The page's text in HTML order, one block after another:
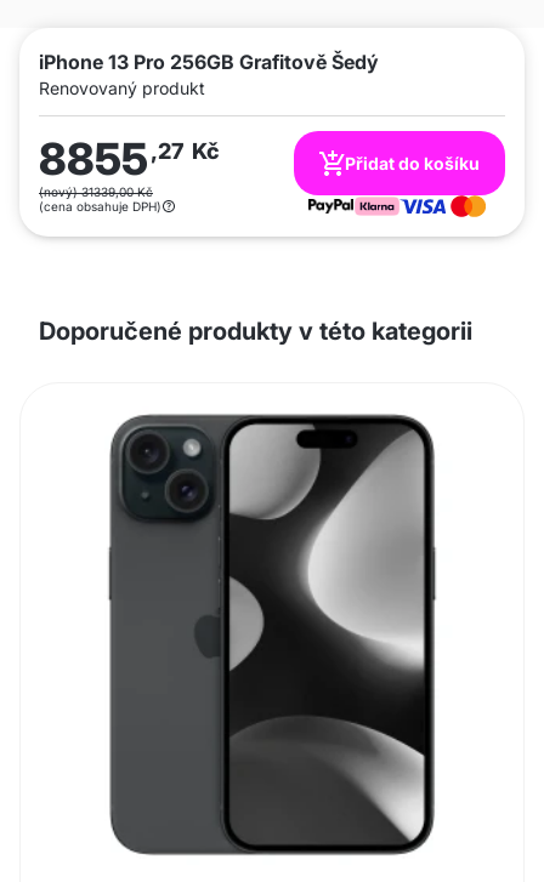
iPhone 13 Pro 256GB Grafitově Šedý
Renovovaný produkt
8855,27 Kč
(nový) 31339,00 Kč
(cena obsahuje DPH)
Přidat do košíku
Doporučené produkty v této kategorii